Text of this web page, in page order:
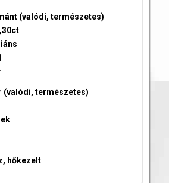
(valódi, természetes)
(valódi, természetes)
hőkezelt